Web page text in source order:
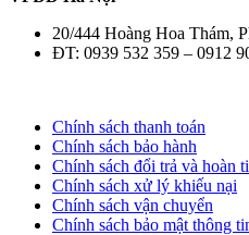
20/444 Hoàng Hoa Thám,
ĐT: 0939 532 359 – 0912
Chính sách thanh toán
Chính sách bảo hành
Chính sách đổi trả và hoàn
Chính sách xử lý khiếu nại
Chính sách vận chuyển
Chính sách bảo mật thông